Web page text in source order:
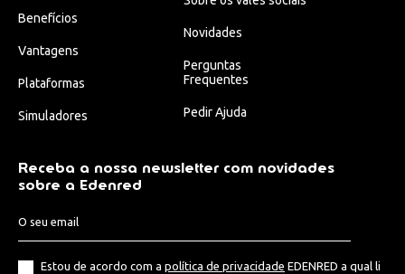
Benefícios
Vantagens
Plataformas
Simuladores
Novidades
Perguntas
Frequentes
Pedir Ajuda
Receba a nossa newsletter com novidades
sobre a Edenred
Estou de acordo com a política de privacidade EDENRED a qual li